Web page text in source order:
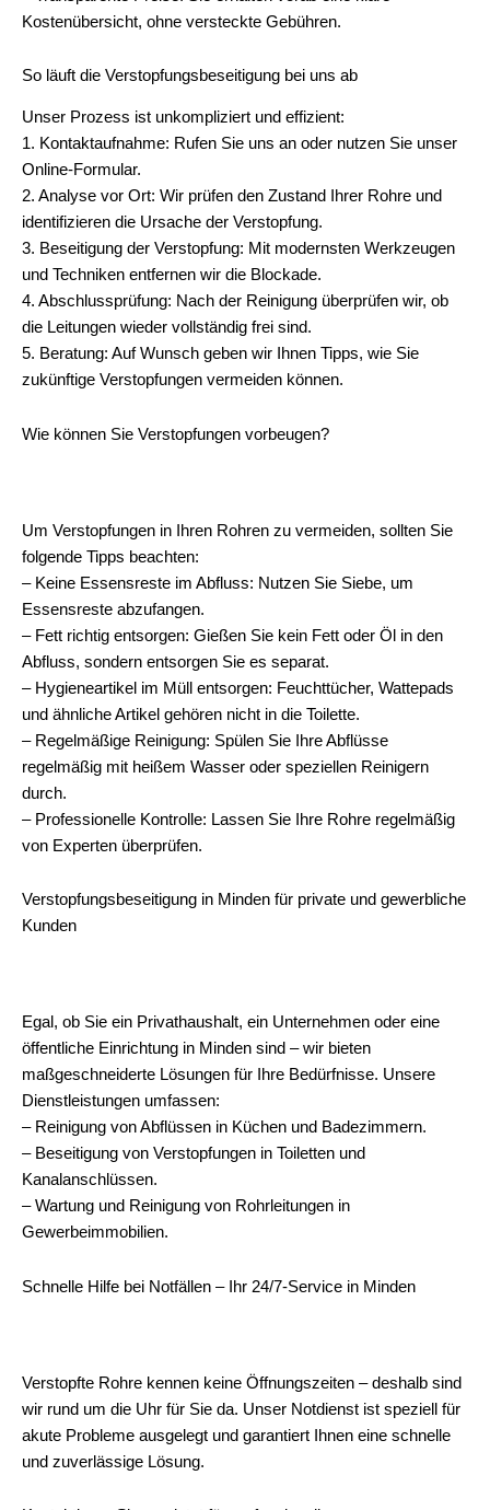
Kostenübersicht, ohne versteckte Gebühren.
So läuft die Verstopfungsbeseitigung bei uns ab
Unser Prozess ist unkompliziert und effizient:
1. Kontaktaufnahme: Rufen Sie uns an oder nutzen Sie unser
Online-Formular.
2. Analyse vor Ort: Wir prüfen den Zustand Ihrer Rohre und
identifizieren die Ursache der Verstopfung.
3. Beseitigung der Verstopfung: Mit modernsten Werkzeugen
und Techniken entfernen wir die Blockade.
4. Abschlussprüfung: Nach der Reinigung überprüfen wir, ob
die Leitungen wieder vollständig frei sind.
5. Beratung: Auf Wunsch geben wir Ihnen Tipps, wie Sie
zukünftige Verstopfungen vermeiden können.
Wie können Sie Verstopfungen vorbeugen?
Um Verstopfungen in Ihren Rohren zu vermeiden, sollten Sie
folgende Tipps beachten:
– Keine Essensreste im Abfluss: Nutzen Sie Siebe, um
Essensreste abzufangen.
– Fett richtig entsorgen: Gießen Sie kein Fett oder Öl in den
Abfluss, sondern entsorgen Sie es separat.
– Hygieneartikel im Müll entsorgen: Feuchttücher, Wattepads
und ähnliche Artikel gehören nicht in die Toilette.
– Regelmäßige Reinigung: Spülen Sie Ihre Abflüsse
regelmäßig mit heißem Wasser oder speziellen Reinigern
durch.
– Professionelle Kontrolle: Lassen Sie Ihre Rohre regelmäßig
von Experten überprüfen.
Verstopfungsbeseitigung in Minden für private und gewerbliche
Kunden
Egal, ob Sie ein Privathaushalt, ein Unternehmen oder eine
öffentliche Einrichtung in Minden sind – wir bieten
maßgeschneiderte Lösungen für Ihre Bedürfnisse. Unsere
Dienstleistungen umfassen:
– Reinigung von Abflüssen in Küchen und Badezimmern.
– Beseitigung von Verstopfungen in Toiletten und
Kanalanschlüssen.
– Wartung und Reinigung von Rohrleitungen in
Gewerbeimmobilien.
Schnelle Hilfe bei Notfällen – Ihr 24/7-Service in Minden
Verstopfte Rohre kennen keine Öffnungszeiten – deshalb sind
wir rund um die Uhr für Sie da. Unser Notdienst ist speziell für
akute Probleme ausgelegt und garantiert Ihnen eine schnelle
und zuverlässige Lösung.